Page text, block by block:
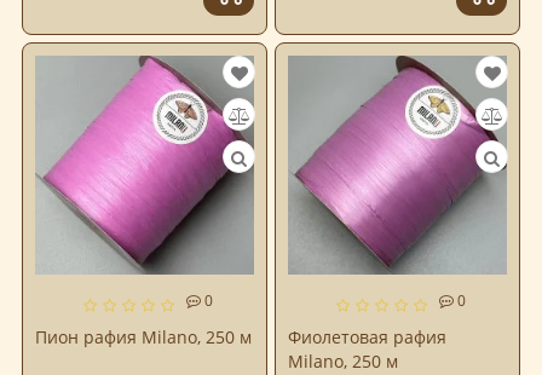
0
Пион рафия Milano, 250 м
0
Фиолетовая рафия
Milano, 250 м